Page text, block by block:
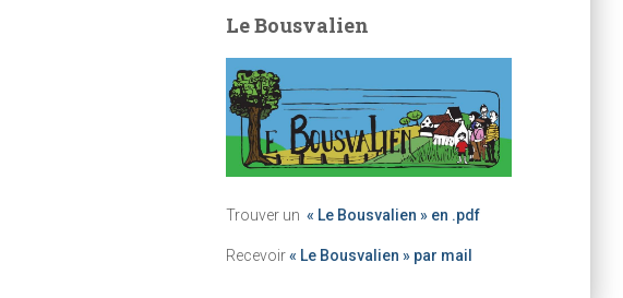
Le Bousvalien
Trouver un « Le Bousvalien » en .pdf
Recevoir« Le Bousvalien » par mail